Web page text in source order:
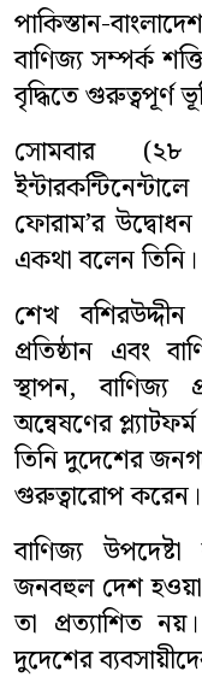
বিনোদন
সারাদেশ
ভিডিও
লাইফস্টাইল
প্রবাসী সংবাদ
মতাতম
শিক্ষাঙ্গন
অপরাধ
ধর্ম
সাহিত্য
স্বাস্থ্য
পাকিস্তান-
বাণিজ্য সম্পর্ক
বৃদ্ধিতে গুরুত্বপূর্ণ
সোমবার
ফোরাম’র উদ্বোধন
একথা বলেন তিনি।
শেখ
প্রতিষ্ঠান এবং
স্থাপন, বাণিজ্য
অন্বেষণের
তিনি দুদেশের
গুরুত্বারোপ করেন।
বাণিজ্য
জনবহুল দেশ হওয়া
তা প্রত্যাশিত
দুদেশের